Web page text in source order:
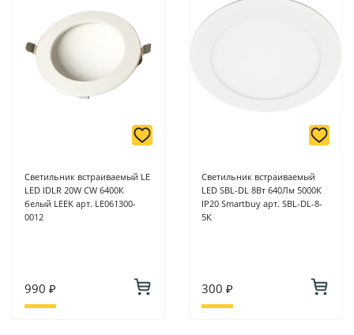
Для юридических лиц: переводом на расчетный счет при
онлайн оплате заказа на сайте.
Подробнее о способах оплаты можно узнать здесь - "Оплата"
Светильник встраиваемый LE
LED IDLR 20W CW 6400К
белый LEEK арт. LE061300-
0012
990 ₽
Светильник встраиваемый
LED SBL-DL 8Вт 640Лм 5000K
IP20 Smartbuy арт. SBL-DL-8-
5K
300 ₽